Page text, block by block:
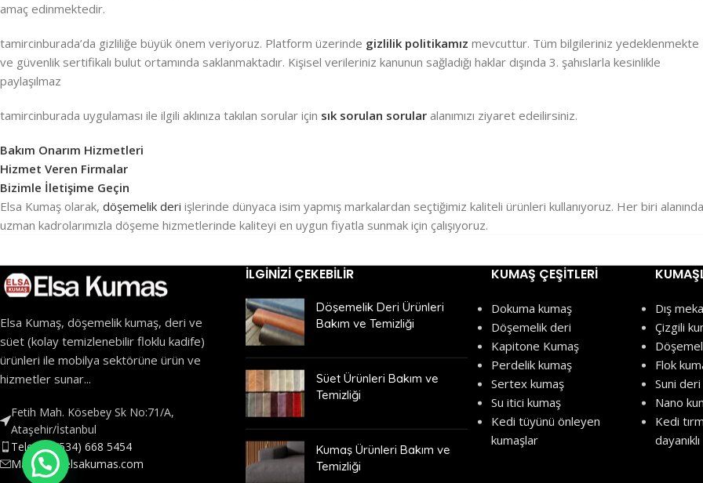
amaç edinmektedir.
tamircinburada’da gizliliğe büyük önem veriyoruz. Platform üzerinde gizlilik politikamız mevcuttur. Tüm bilgileriniz yedeklenmekte
ve güvenlik sertifikalı bulut ortamında saklanmaktadır. Kişisel verileriniz kanunun sağladığı haklar dışında 3. şahıslarla kesinlikle
paylaşılmaz
tamircinburada uygulaması ile ilgili aklınıza takılan sorular için sık sorulan sorular alanımızı ziyaret edeilirsiniz.
Bakım Onarım Hizmetleri
Hizmet Veren Firmalar
Bizimle İletişime Geçin
Elsa Kumaş olarak, döşemelik deri işlerinde dünyaca isim yapmış markalardan seçtiğimiz kaliteli ürünleri kullanıyoruz. Her biri alanında
uzman kadrolarımızla döşeme hizmetlerinde kaliteyi en uygun fiyatla sunmak için çalışıyoruz.
Elsa Kumaş, döşemelik kumaş, deri ve
süet (kolay temizlenebilir floklu kadife)
ürünleri ile mobilya sektörüne ürün ve
hizmetler sunar...
Fetih Mah. Kösebey Sk No:71/A,
Ataşehir/İstanbul
Telefon: (534) 668 5454
Mail:info@elsakumas.com
İLGINIZI ÇEKEBILIR
Döşemelik Deri Ürünleri
Bakım ve Temizliği
Süet Ürünleri Bakım ve
Temizliği
Kumaş Ürünleri Bakım ve
Temizliği
KUMAŞ ÇEŞITLERI
Dokuma kumaş
Döşemelik deri
Kapitone Kumaş
Perdelik kumaş
Sertex kumaş
Su itici kumaş
Kedi tüyünü önleyen
kumaşlar
Dış
Çizgili
Flok
Suni deri
Nano
Kedi